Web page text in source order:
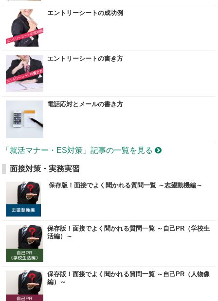
エントリーシートの成功例
エントリーシートの書き方
電話応対とメールの書き方
「就活マナー・ES対策」記事の一覧を見る
面接対策・実務実習
保存版！面接でよく聞かれる質問一覧 ～志望動機編～
保存版！面接でよく聞かれる質問一覧 ～自己PR（学校生
活編）～
保存版！面接でよく聞かれる質問一覧 ～自己PR（人物像
編）～